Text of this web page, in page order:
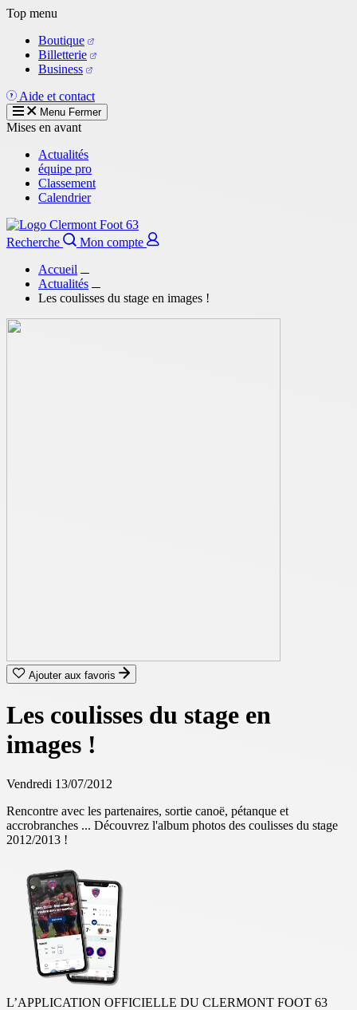
Aller
contenu
principal
Top menu
Boutique
Billetterie
Business
Aide et contact
Menu Fermer
Mises en avant
Actualités
équipe pro
Classement
Calendrier
Recherche
Mon compte
Accueil
Actualités
Les coulisses du stage en images !
Ajouter aux favoris
Les coulisses du stage en
images !
Vendredi 13/07/2012
Rencontre avec les partenaires, sortie canoë, pétanque et
accrobranches ... Découvrez l'album photos des coulisses du stage
2012/2013 !
L’APPLICATION OFFICIELLE DU CLERMONT FOOT 63